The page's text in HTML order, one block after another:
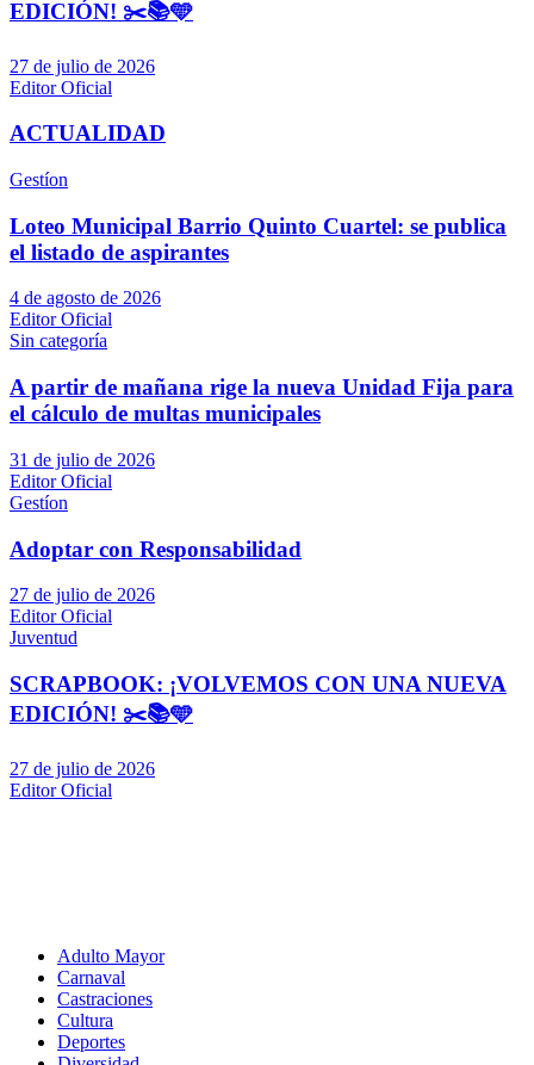
EDICIÓN! ✂️📚🩵
27 de julio de 2026
Editor Oficial
ACTUALIDAD
Gestíon
Loteo Municipal Barrio Quinto Cuartel: se publica
el listado de aspirantes
4 de agosto de 2026
Editor Oficial
Sin categoría
A partir de mañana rige la nueva Unidad Fija para
el cálculo de multas municipales
31 de julio de 2026
Editor Oficial
Gestíon
Adoptar con Responsabilidad
27 de julio de 2026
Editor Oficial
Juventud
SCRAPBOOK: ¡VOLVEMOS CON UNA NUEVA
EDICIÓN! ✂️📚🩵
27 de julio de 2026
Editor Oficial
Adulto Mayor
Carnaval
Castraciones
Cultura
Deportes